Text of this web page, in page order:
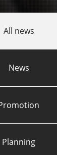
All news
News
Planning